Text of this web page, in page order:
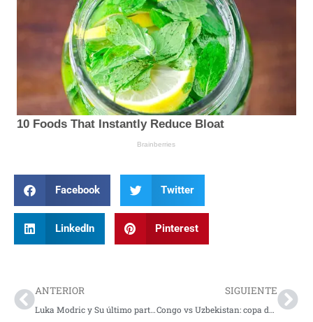
Facebook Twitter
LinkedIn Pinterest
ANTERIOR
Luka Modric y Su último partido de fase de grupos de un mundial
SIGUIENTE
Congo vs Uzbekistan: copa del mundo 2026